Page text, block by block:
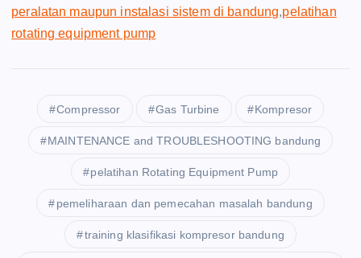
peralatan maupun instalasi sistem di bandung,pelatihan
rotating equipment pump
Compressor Gas Turbine Kompresor
MAINTENANCE and TROUBLESHOOTING bandung
pelatihan Rotating Equipment Pump
pemeliharaan dan pemecahan masalah bandung
training klasifikasi kompresor bandung